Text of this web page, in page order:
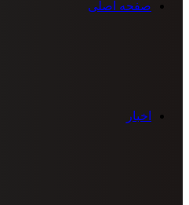
صفحه اصلی
اخبار